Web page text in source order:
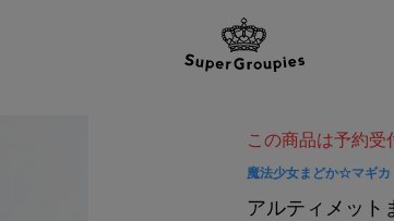
この商品は予約受
魔法少女まどか☆マギカ
アルティメット